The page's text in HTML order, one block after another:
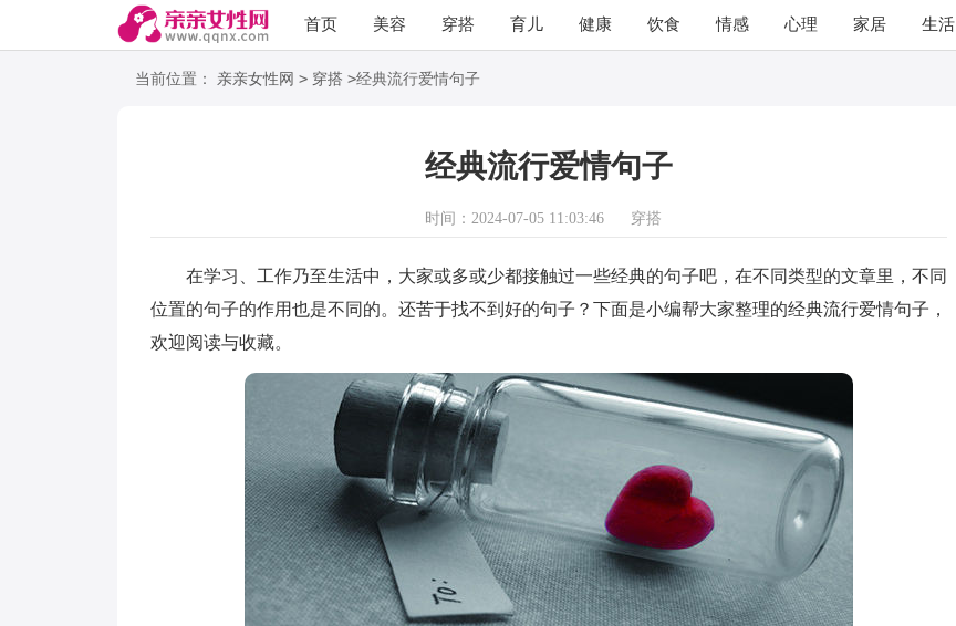
首页 美容 穿搭 育儿 健康 饮食 情感 心理 家居 生活
语录 阅读
当前位置： 亲亲女性网 > 穿搭 >经典流行爱情句子
经典流行爱情句子
时间：2024-07-05 11:03:46 穿搭
在学习、工作乃至生活中，大家或多或少都接触过一些经典的句子吧，在不同类型的文章里，不同
位置的句子的作用也是不同的。还苦于找不到好的句子？下面是小编帮大家整理的经典流行爱情句子，
欢迎阅读与收藏。